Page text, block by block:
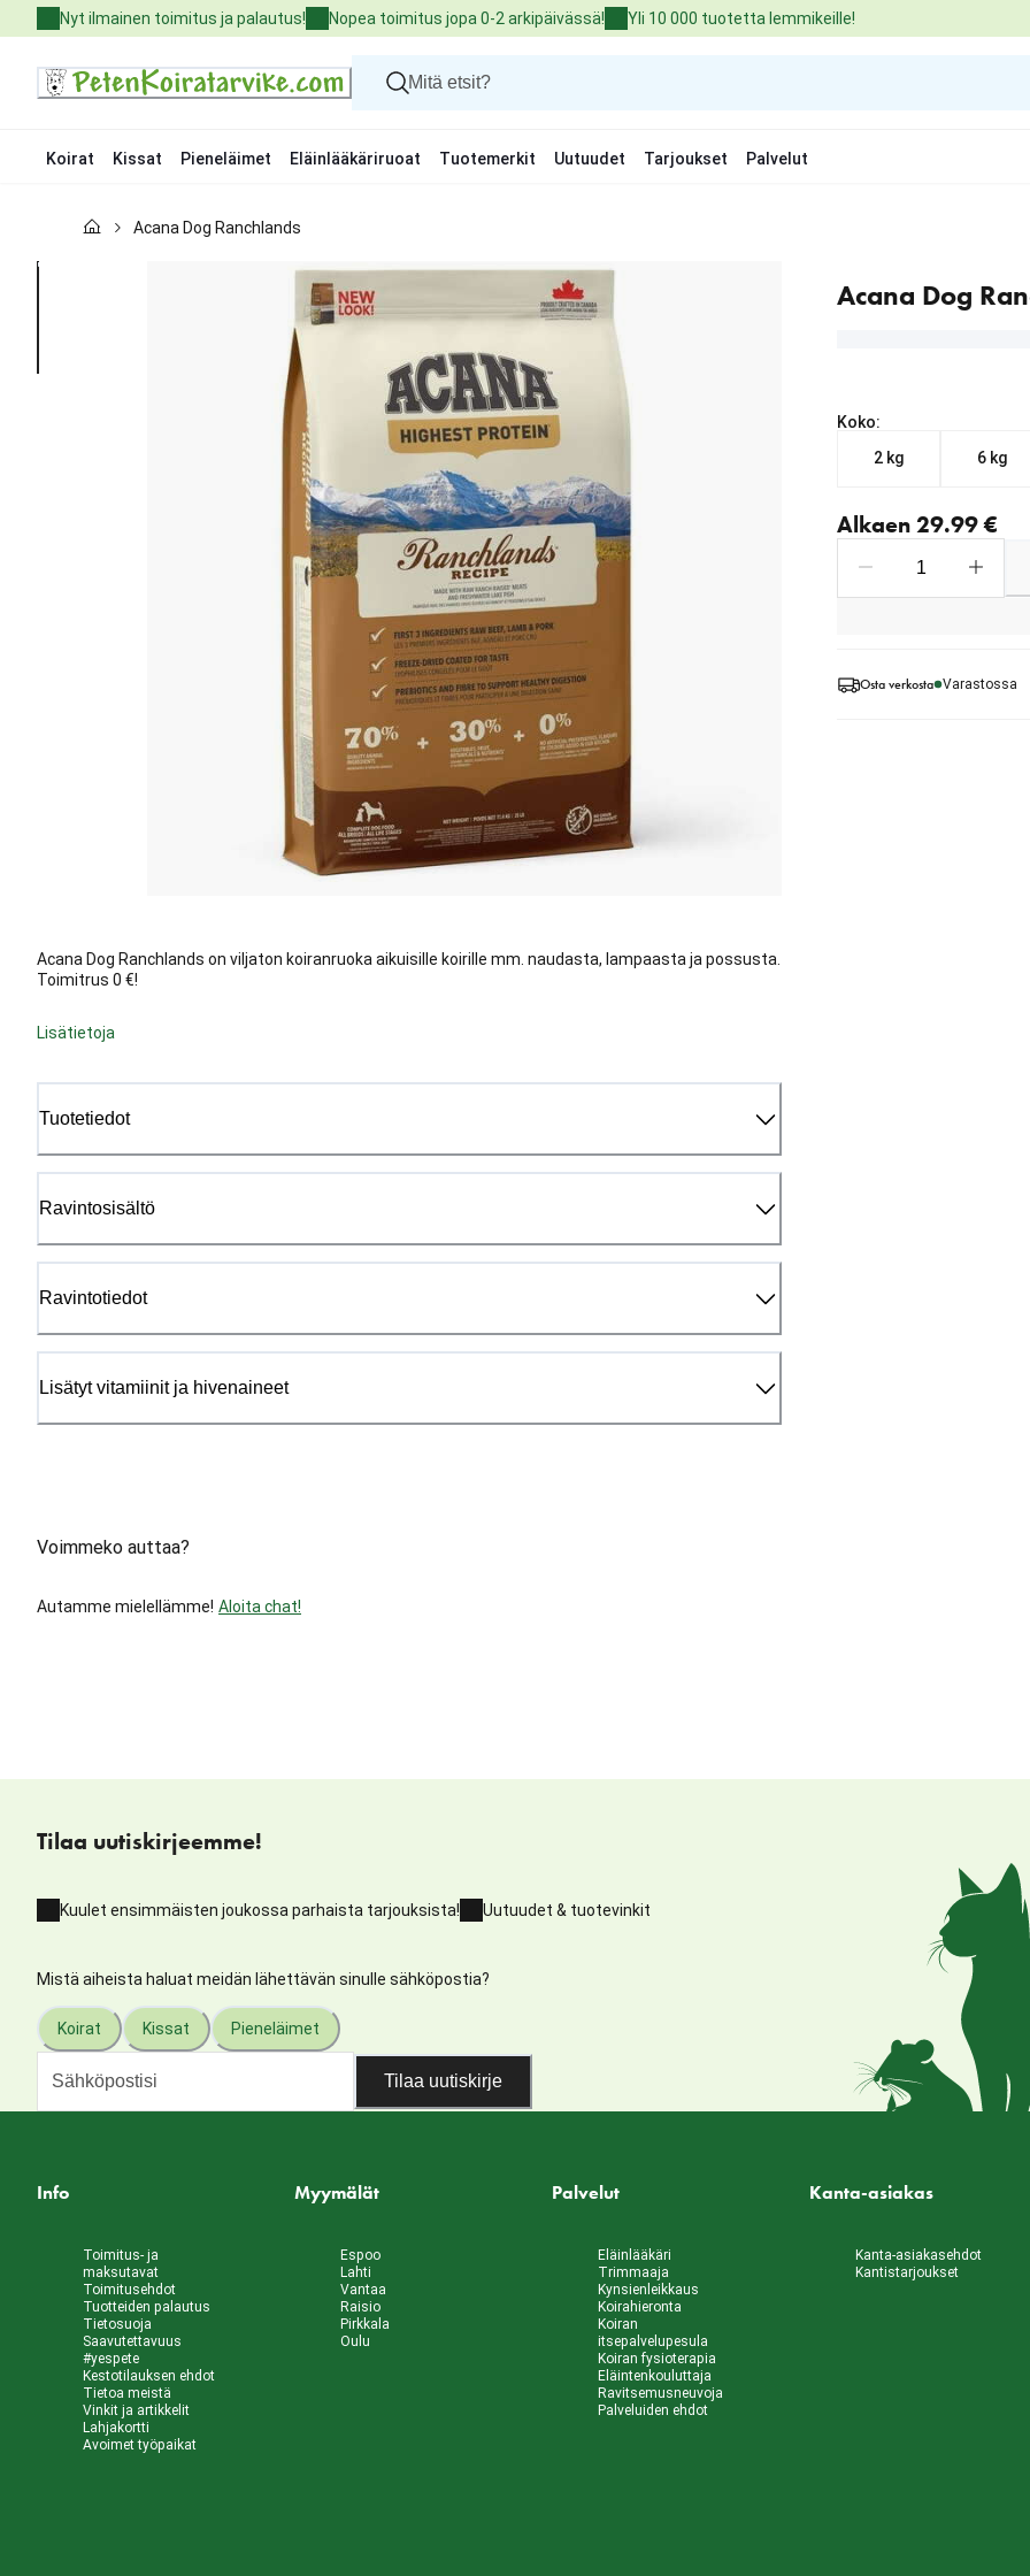
to
Nyt ilmainen toimitus ja palautus! Nopea toimitus jopa 0-2 arkipäivässä! Yli 10 000 tuotetta lemmikeille!
Koirat Kissat Pieneläimet Eläinlääkäriruoat Tuotemerkit Uutuudet Tarjoukset Palvelut
Kissat
Acana Dog Ranchlands
Acana Dog
Acana Dog Ranchlands on viljaton koiranruoka aikuisille koirille mm. naudasta, lampaasta ja possusta.
Toimitrus 0 €!
Lisätietoja
Tuotetiedot
Ravintosisältö
Ravintotiedot
Lisätyt vitamiinit ja hivenaineet
Voimmeko auttaa?
Autamme mielellämme! Aloita chat!
Koko:
2 kg
6 kg
Alkaen 29.99 €
Osta verkosta Varastossa
Tilaa uutiskirjeemme!
Kuulet ensimmäisten joukossa parhaista tarjouksista! Uutuudet & tuotevinkit
Mistä aiheista haluat meidän lähettävän sinulle sähköpostia?
Koirat Kissat Pieneläimet
Tilaa uutiskirje
Info
Toimitus- ja
maksutavat
Toimitusehdot
Tuotteiden palautus
Tietosuoja
Saavutettavuus
#yespete
Kestotilauksen ehdot
Tietoa meistä
Vinkit ja artikkelit
Lahjakortti
Avoimet työpaikat
Myymälät
Espoo
Lahti
Vantaa
Raisio
Pirkkala
Oulu
Palvelut
Eläinlääkäri
Trimmaaja
Kynsienleikkaus
Koirahieronta
Koiran
itsepalvelupesula
Koiran fysioterapia
Eläintenkouluttaja
Ravitsemusneuvoja
Palveluiden ehdot
Kanta-asiakas
Kanta-asiakasehdot
Kantistarjoukset